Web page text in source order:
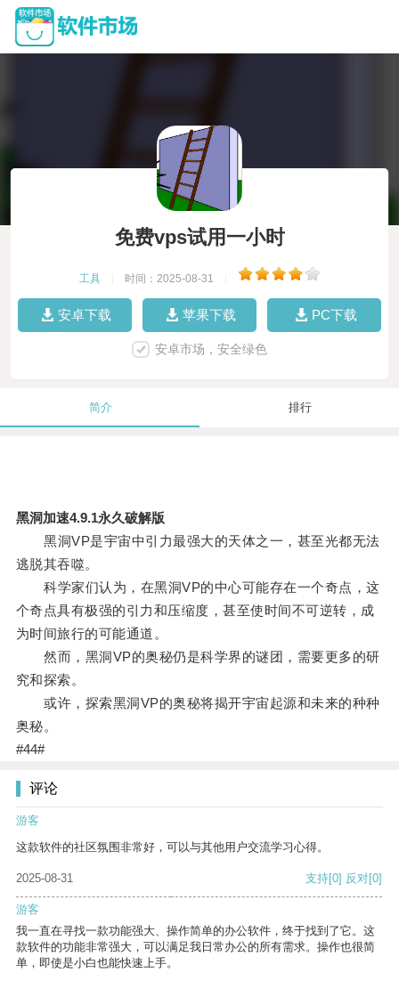
免费vps试用一小时
工具 时间：2025-08-31
安卓下载 苹果下载 PC下载
安卓市场，安全绿色
简介 排行
黑洞加速4.9.1永久破解版
黑洞VP是宇宙中引力最强大的天体之一，甚至光都无法
逃脱其吞噬。
科学家们认为，在黑洞VP的中心可能存在一个奇点，这
个奇点具有极强的引力和压缩度，甚至使时间不可逆转，成
为时间旅行的可能通道。
然而，黑洞VP的奥秘仍是科学界的谜团，需要更多的研
究和探索。
或许，探索黑洞VP的奥秘将揭开宇宙起源和未来的种种
奥秘。
#44#
评论
游客
这款软件的社区氛围非常好，可以与其他用户交流学习心得。
2025-08-31 支持[0] 反对[0]
游客
我一直在寻找一款功能强大、操作简单的办公软件，终于找到了它。这
款软件的功能非常强大，可以满足我日常办公的所有需求。操作也很简
单，即使是小白也能快速上手。